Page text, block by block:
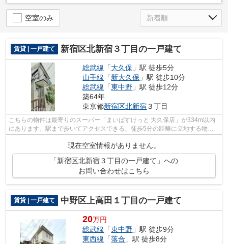
空室のみ
賃貸 | 一戸建て 新宿区北新宿３丁目の一戸建て
総武線 「大久保 」駅 徒歩5分
山手線 「新大久保 」駅 徒歩10分
総武線 「東中野 」駅 徒歩12分
築64年
東京都新宿区北新宿３丁目
こちらの物件は最寄りのスーパー「まいばすけっと 大久保店」が334m以内
にあります。駅まで歩いてアクセスできる、徒歩5分の距離に立地する物件
現在空室情報がありません。
「新宿区北新宿３丁目の一戸建て」への
お問い合わせはこちら
賃貸 | 一戸建て 中野区上高田１丁目の一戸建て
20万円
総武線 「東中野 」駅 徒歩9分
東西線 「落合 」駅 徒歩8分